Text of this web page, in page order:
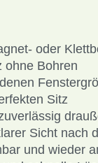
oder
ohne Bohren
Sitz
Sicht nach
und wieder